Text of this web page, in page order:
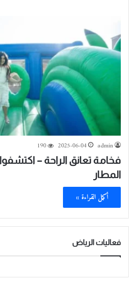
admin
2025-06-04
190
فخامة تعانق الراحة –
المطار
أكمل القراءة »
فعاليات الرياض